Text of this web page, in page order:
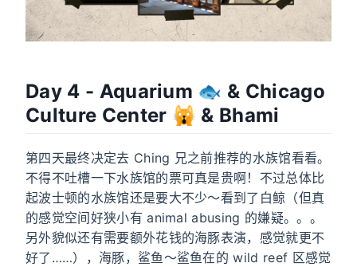
Day 4 - Aquarium 🐟 & Chicago
Culture Center 🙀 & Bhami
第四天最终决定去 Ching 兄之前推荐的水族馆看看。
不得不吐槽一下水族馆的票可真是贵啊！不过总体比
起波士顿的水族馆还是要大不少～看到了白鲸（但真
的感觉空间好狭小有 animal abusing 的嫌疑。。。
另外貌似还有需要额外花钱的海豚表演，感觉就更不
好了……），海豚，鲨鱼～鲨鱼在的 wild reef 区感觉